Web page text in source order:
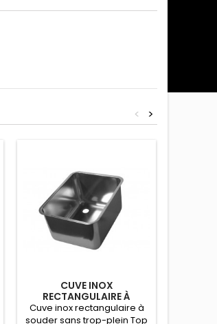
>
<
CUVE INOX
RECTANGULAIRE À
SOUDER SANS TROP-
PLEIN
Cuve inox rectangulaire à
souder sans trop-plein Top